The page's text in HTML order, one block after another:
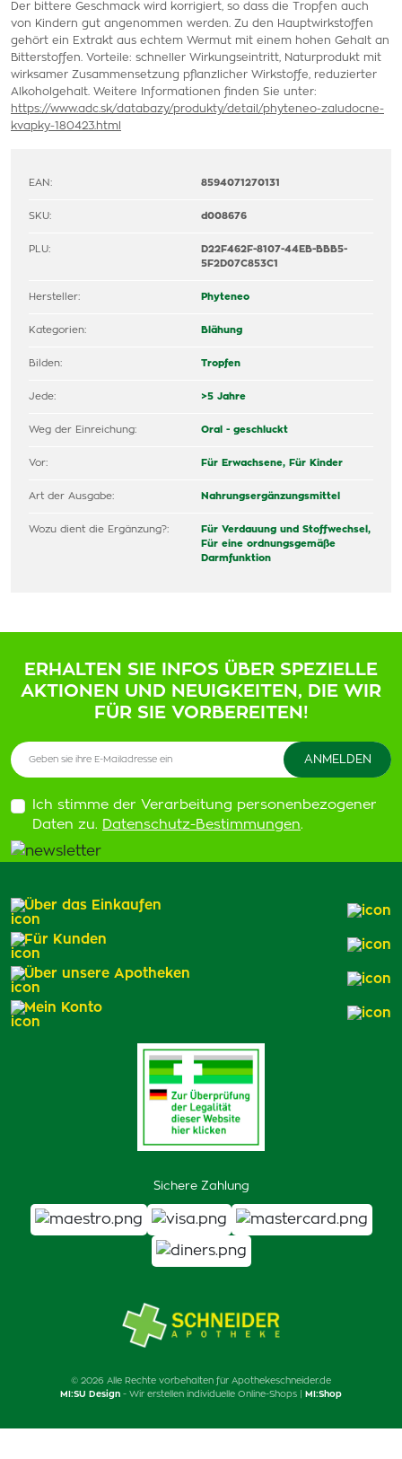
Der bittere Geschmack wird korrigiert, so dass die Tropfen auch
von Kindern gut angenommen werden. Zu den Hauptwirkstoffen
gehört ein Extrakt aus echtem Wermut mit einem hohen Gehalt an
Bitterstoffen. Vorteile: schneller Wirkungseintritt, Naturprodukt mit
wirksamer Zusammensetzung pflanzlicher Wirkstoffe, reduzierter
Alkoholgehalt. Weitere Informationen finden Sie unter:
https://www.adc.sk/databazy/produkty/detail/phyteneo-zaludocne-
kvapky-180423.html
EAN: 8594071270131
SKU: d008676
PLU:
D22F462F-8107-44EB-BBB5-
5F2D07C853C1
Hersteller: Phyteneo
Kategorien: Blähung
Bilden: Tropfen
Jede: >5 Jahre
Weg der Einreichung: Oral - geschluckt
Vor: Für Erwachsene, Für Kinder
Art der Ausgabe: Nahrungsergänzungsmittel
Wozu dient die Ergänzung?:
Für Verdauung und Stoffwechsel,
Für eine ordnungsgemäße
Darmfunktion
ERHALTEN SIE INFOS ÜBER SPEZIELLE
AKTIONEN UND NEUIGKEITEN, DIE WIR
FÜR SIE VORBEREITEN!
Ich stimme der Verarbeitung personenbezogener
Daten zu. Datenschutz-Bestimmungen.
Sichere Zahlung
Über das Einkaufen
Für Kunden
Über unsere Apotheken
Mein Konto
© 2026 Alle Rechte vorbehalten für Apothekeschneider.de
MI:SU Design - Wir erstellen individuelle Online-Shops | MI:Shop